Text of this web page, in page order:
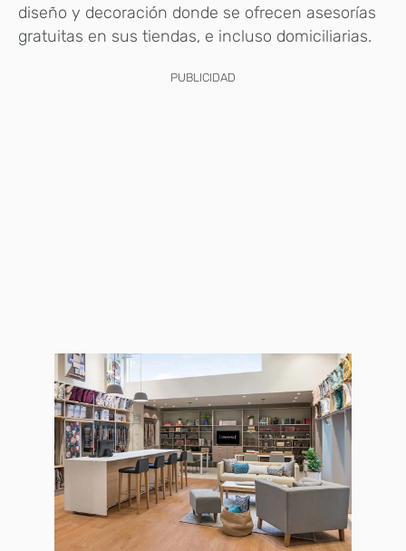
diseño y decoración donde se ofrecen asesorías
gratuitas en sus tiendas, e incluso domiciliarias.
PUBLICIDAD